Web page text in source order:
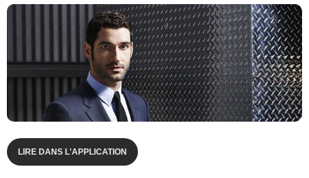
LIRE DANS L'APPLICATION